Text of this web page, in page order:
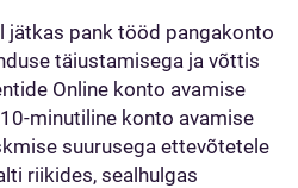
jätkas pank tööd pangakonto
täiustamisega ja võttis
Online konto avamise
minutiline konto avamise
suurusega ettevõtetele
riikides, sealhulgas